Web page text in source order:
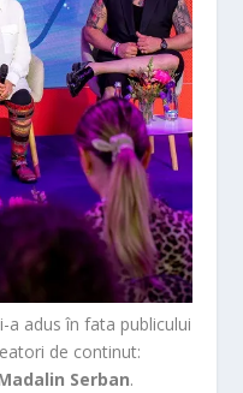
i-a adus în fata publicului
de continut:
Serban.